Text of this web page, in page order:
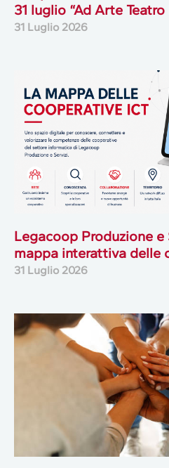
31 luglio “Ad Arte
31 Luglio 2026
Legacoop Produzione
mappa interattiva delle
31 Luglio 2026